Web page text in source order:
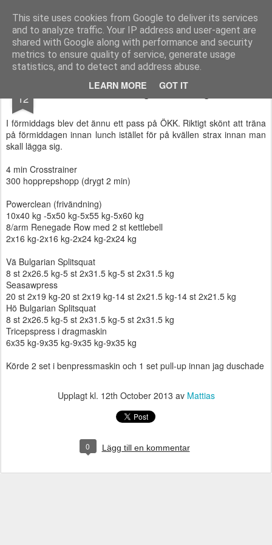
This site uses cookies from Google to deliver its services
and to analyze traffic. Your IP address and user-agent are
shared with Google along with performance and security
metrics to ensure quality of service, generate usage
statistics, and to detect and address abuse.
LEARN MORE GOT IT
Functional Fitness by Mattias - Träningsinspiration & träningsfilmer
Pages
12 Förmiddagens träning
I förmiddags blev det ännu ett pass på ÖKK. Riktigt skönt att träna
på förmiddagen innan lunch istället för på kvällen strax innan man
skall lägga sig.
4 min Crosstrainer
300 hopprepshopp (drygt 2 min)
Powerclean (frivändning)
10x40 kg -5x50 kg-5x55 kg-5x60 kg
8/arm Renegade Row med 2 st kettlebell
2x16 kg-2x16 kg-2x24 kg-2x24 kg
Vä Bulgarian Splitsquat
8 st 2x26.5 kg-5 st 2x31.5 kg-5 st 2x31.5 kg
Seasawpress
20 st 2x19 kg-20 st 2x19 kg-14 st 2x21.5 kg-14 st 2x21.5 kg
Hö Bulgarian Splitsquat
8 st 2x26.5 kg-5 st 2x31.5 kg-5 st 2x31.5 kg
Tricepspress i dragmaskin
6x35 kg-9x35 kg-9x35 kg-9x35 kg
Körde 2 set i benpressmaskin och 1 set pull-up innan jag duschade
Upplagt kl. 12th October 2013 av Mattias
0 Lägg till en kommentar